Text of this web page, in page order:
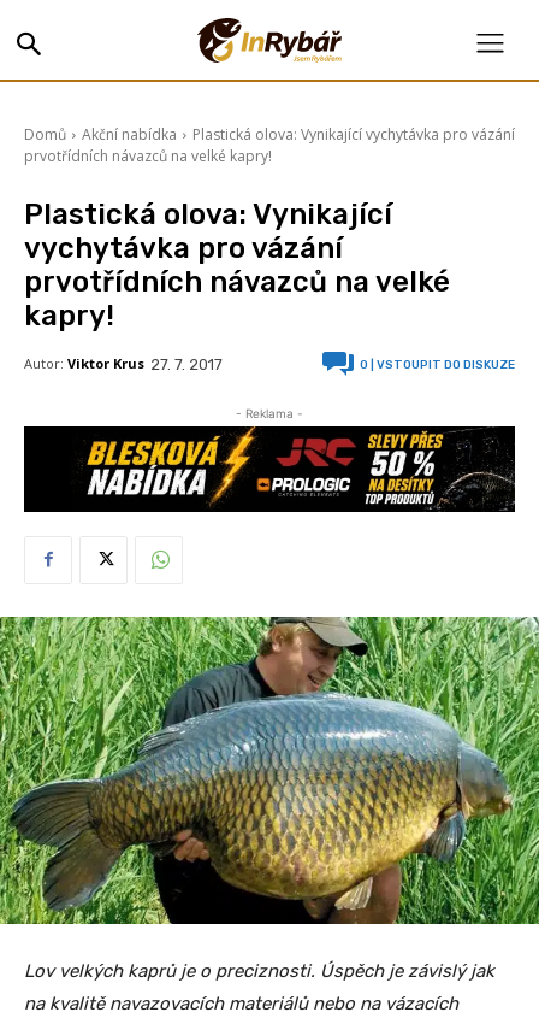
Domů Akční nabídka
Plastická olova: Vynikající vychytávka pro vázání
prvotřídních návazců na velké kapry!
Plastická olova: Vynikající
vychytávka pro vázání
prvotřídních návazců na velké
kapry!
Autor: Viktor Krus 27. 7. 2017 0 | VSTOUPIT DO DISKUZE
- Reklama -
Lov velkých kaprů je o preciznosti. Úspěch je závislý jak
na kvalitě navazovacích materiálů nebo na vázacích